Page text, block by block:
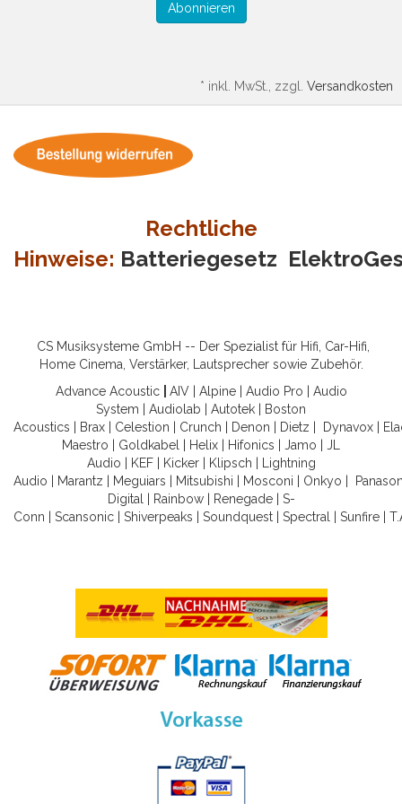
Abonnieren
* inkl. MwSt., zzgl. Versandkosten
Rechtliche
Hinweise: Batteriegesetz
CS Musiksysteme GmbH -- Der Spezialist für Hifi, Car-Hifi,
Home Cinema, Verstärker, Lautsprecher sowie Zubehör.
Advance Acoustic
AIV| Alpine| Audio Pro
Audio
System
Audiolab Autotek
Boston
Acoustics
Brax Celestion Crunch Denon Dietz Dynavox
Maestro
Goldkabel Helix Hifonics Jamo
JL
Audio
KEF| Kicker| Klipsch
Lightning
Audio
Marantz Meguiars Mitsubishi Mosconi Onkyo
Digital
Rainbow| Renegade| S-
Conn
Scansonic Shiverpeaks Soundquest Spectral Sunfire